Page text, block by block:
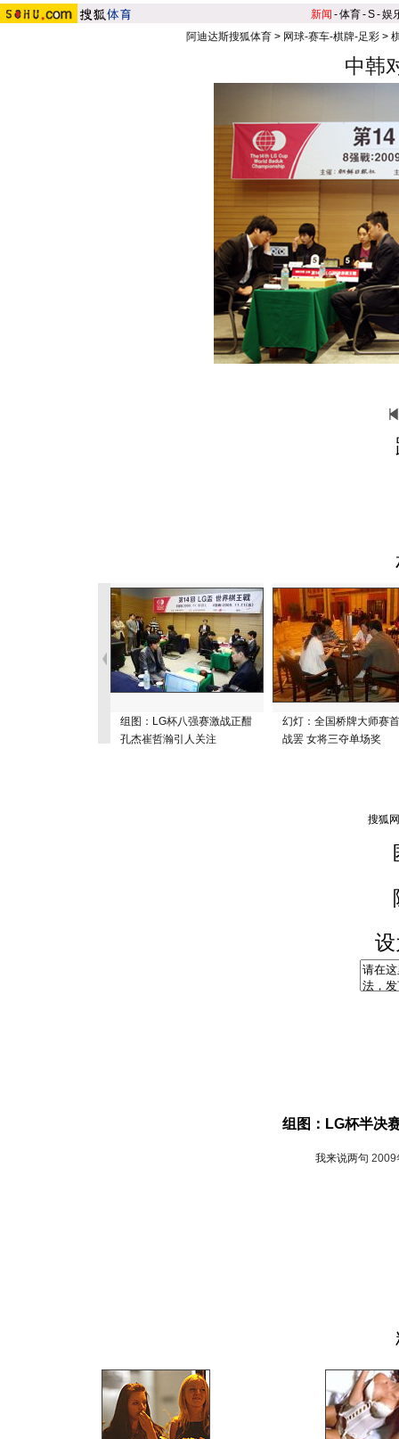
新闻 -体育-S-娱
阿迪达斯搜狐体育> 网球-赛车-棋牌-足彩>
中韩
组图：LG杯八强赛激战正酣
孔杰崔哲瀚引人关注
幻灯：全国桥牌大师赛
战罢 女将三夺单场奖
组图：LG杯半决
我来说两句 2009